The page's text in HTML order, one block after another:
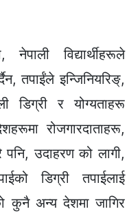
नेपाली विद्यार्थीहरूले
तपाईंले इन्जिनियरिङ्,
डिग्री र योग्यताहरू
रोजगारदाताहरू,
पनि, उदाहरण को लागी,
डिग्री तपाईलाई
कुनै अन्य देशमा जागिर